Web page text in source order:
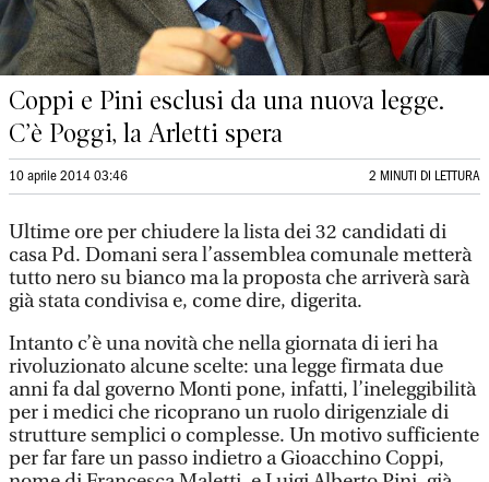
Coppi e Pini esclusi da una nuova legge.
C’è Poggi, la Arletti spera
10 aprile 2014 03:46 2 MINUTI DI LETTURA
Ultime ore per chiudere la lista dei 32 candidati di
casa Pd. Domani sera l’assemblea comunale metterà
tutto nero su bianco ma la proposta che arriverà sarà
già stata condivisa e, come dire, digerita.
Intanto c’è una novità che nella giornata di ieri ha
rivoluzionato alcune scelte: una legge firmata due
anni fa dal governo Monti pone, infatti, l’ineleggibilità
per i medici che ricoprano un ruolo dirigenziale di
strutture semplici o complesse. Un motivo sufficiente
per far fare un passo indietro a Gioacchino Coppi,